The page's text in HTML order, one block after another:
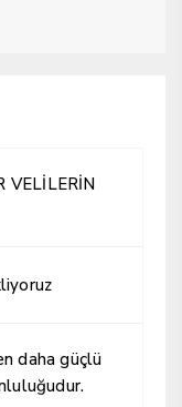
VELİLERİN
daha güçlü